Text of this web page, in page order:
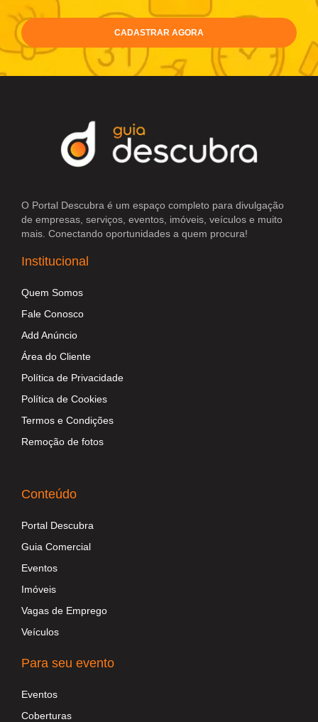
CADASTRAR AGORA
O Portal Descubra é um espaço completo para divulgação
de empresas, serviços, eventos, imóveis, veículos e muito
mais. Conectando oportunidades a quem procura!
Institucional
Quem Somos
Fale Conosco
Add Anúncio
Área do Cliente
Política de Privacidade
Política de Cookies
Termos e Condições
Remoção de fotos
Conteúdo
Portal Descubra
Guia Comercial
Eventos
Imóveis
Vagas de Emprego
Veículos
Para seu evento
Eventos
Coberturas